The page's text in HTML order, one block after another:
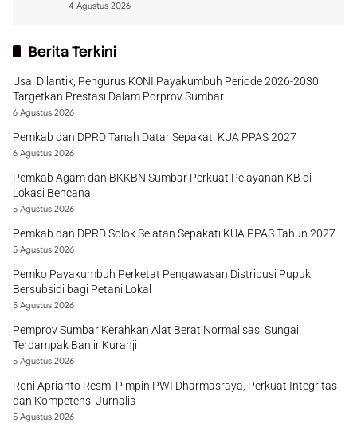
4 Agustus 2026
Berita Terkini
Usai Dilantik, Pengurus KONI Payakumbuh Periode 2026-2030
Targetkan Prestasi Dalam Porprov Sumbar
6 Agustus 2026
Pemkab dan DPRD Tanah Datar Sepakati KUA PPAS 2027
6 Agustus 2026
Pemkab Agam dan BKKBN Sumbar Perkuat Pelayanan KB di
Lokasi Bencana
5 Agustus 2026
Pemkab dan DPRD Solok Selatan Sepakati KUA PPAS Tahun 2027
5 Agustus 2026
Pemko Payakumbuh Perketat Pengawasan Distribusi Pupuk
Bersubsidi bagi Petani Lokal
5 Agustus 2026
Pemprov Sumbar Kerahkan Alat Berat Normalisasi Sungai
Terdampak Banjir Kuranji
5 Agustus 2026
Roni Aprianto Resmi Pimpin PWI Dharmasraya, Perkuat Integritas
dan Kompetensi Jurnalis
5 Agustus 2026